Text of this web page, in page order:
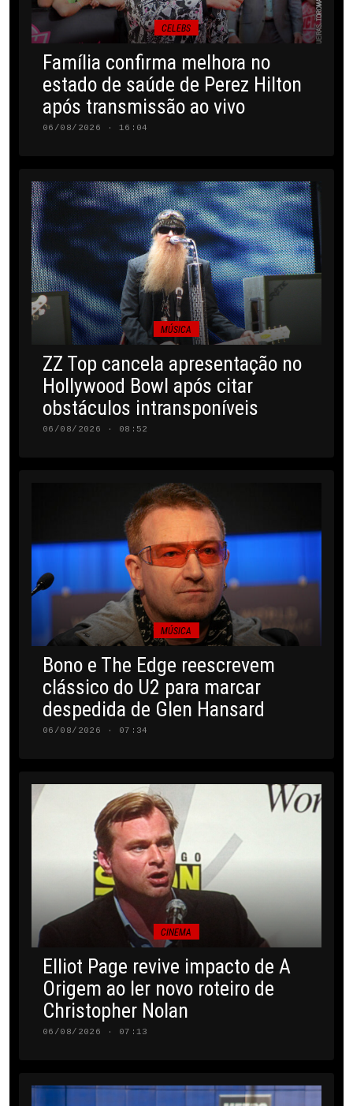
CELEBS
Família confirma melhora no
estado de saúde de Perez Hilton
após transmissão ao vivo
06/08/2026 · 16:04
MÚSICA
ZZ Top cancela apresentação no
Hollywood Bowl após citar
obstáculos intransponíveis
06/08/2026 · 08:52
MÚSICA
Bono e The Edge reescrevem
clássico do U2 para marcar
despedida de Glen Hansard
06/08/2026 · 07:34
CINEMA
Elliot Page revive impacto de A
Origem ao ler novo roteiro de
Christopher Nolan
06/08/2026 · 07:13